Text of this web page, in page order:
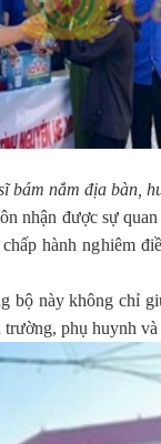
bám nắm địa bàn,
nhận được sự
hành nghiêm
bộ này không chỉ
phụ huynh và